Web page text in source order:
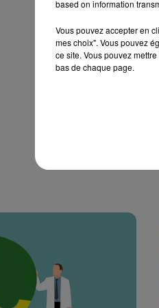
based on information
Vous pouvez accepter en
mes choix". Vous pouvez
ce site. Vous pouvez
bas de chaque page.